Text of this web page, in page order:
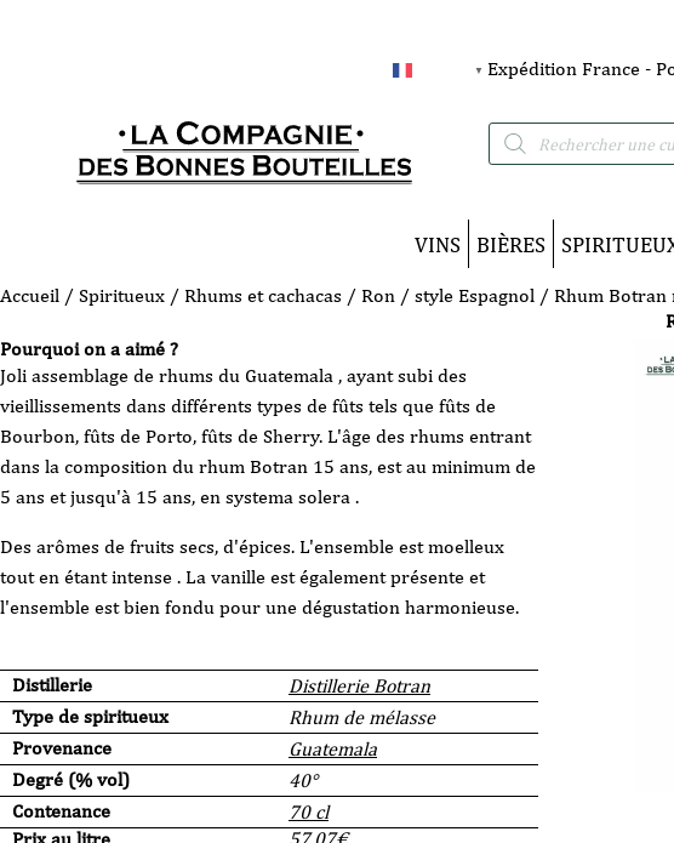
▼ Expédition France -
Recherche
de
VINS BIÈRES
Accueil / Spiritueux / Rhums et cachacas / Ron / style Espagnol / Rhum Botran
Pourquoi on a aimé ?
Joli assemblage de rhums du Guatemala , ayant subi des
vieillissements dans différents types de fûts tels que fûts de
Bourbon, fûts de Porto, fûts de Sherry. L'âge des rhums entrant
dans la composition du rhum Botran 15 ans, est au minimum de
5 ans et jusqu'à 15 ans, en systema solera .
Des arômes de fruits secs, d'épices. L'ensemble est moelleux
tout en étant intense . La vanille est également présente et
l'ensemble est bien fondu pour une dégustation harmonieuse.
Distillerie
Distillerie Botran
Type de spiritueux
Rhum de mélasse
Provenance
Guatemala
Degré (% vol)
40°
Contenance
70 cl